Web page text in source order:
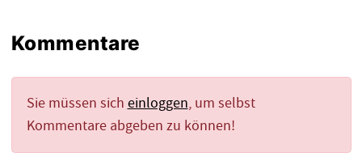
Kommentare
Sie müssen sich einloggen, um selbst
Kommentare abgeben zu können!